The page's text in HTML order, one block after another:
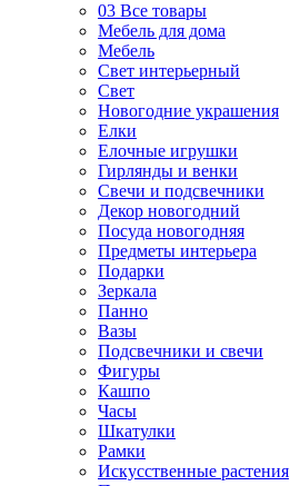
03 Все товары
Мебель для дома
Мебель
Свет интерьерный
Свет
Новогодние украшения
Елки
Елочные игрушки
Гирлянды и венки
Свечи и подсвечники
Декор новогодний
Посуда новогодняя
Предметы интерьера
Подарки
Зеркала
Панно
Вазы
Подсвечники и свечи
Фигуры
Кашпо
Часы
Шкатулки
Рамки
Искусственные растения